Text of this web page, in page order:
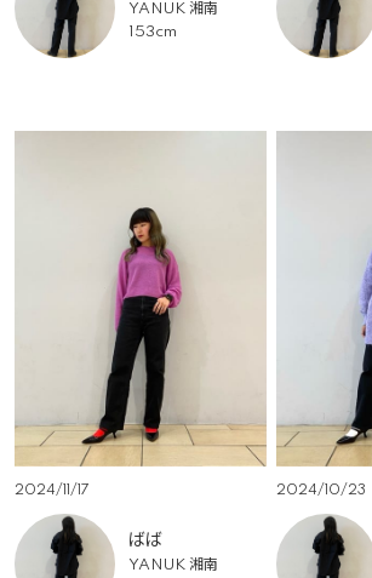
YANUK 湘南
153cm
2024/11/17
ばば
YANUK 湘南
2024/10/23